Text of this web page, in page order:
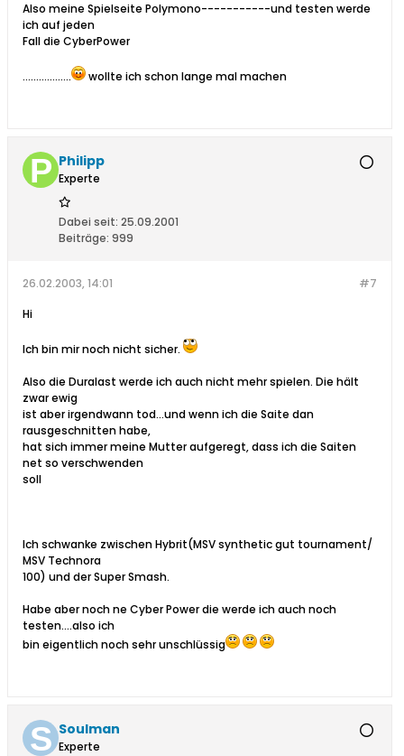
Also meine Spielseite Polymono-----------und testen werde
ich auf jeden
Fall die CyberPower
.................. wollte ich schon lange mal machen
Philipp
Experte
Dabei seit: 25.09.2001
Beiträge: 999
#7
26.02.2003, 14:01
Hi
Ich bin mir noch nicht sicher.
Also die Duralast werde ich auch nicht mehr spielen. Die hält
zwar ewig
ist aber irgendwann tod...und wenn ich die Saite dan
rausgeschnitten habe,
hat sich immer meine Mutter aufgeregt, dass ich die Saiten
net so verschwenden
soll
Ich schwanke zwischen Hybrit(MSV synthetic gut tournament/
MSV Technora
100) und der Super Smash.
Habe aber noch ne Cyber Power die werde ich auch noch
testen....also ich
bin eigentlich noch sehr unschlüssig
Soulman
Experte